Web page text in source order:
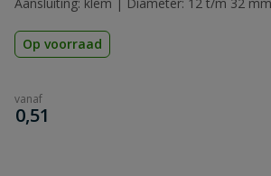
Op voorraad
vanaf
€
0,51